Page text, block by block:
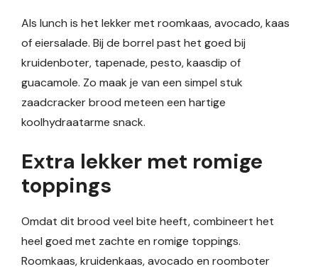
Als lunch is het lekker met roomkaas, avocado, kaas
of eiersalade. Bij de borrel past het goed bij
kruidenboter, tapenade, pesto, kaasdip of
guacamole. Zo maak je van een simpel stuk
zaadcracker brood meteen een hartige
koolhydraatarme snack.
Extra lekker met romige
toppings
Omdat dit brood veel bite heeft, combineert het
heel goed met zachte en romige toppings.
Roomkaas, kruidenkaas, avocado en roomboter